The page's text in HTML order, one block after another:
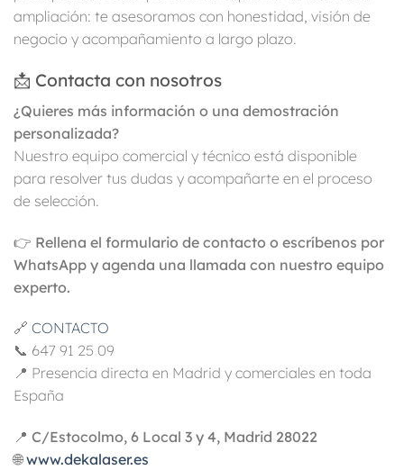
ampliación: te asesoramos con honestidad, visión de
negocio y acompañamiento a largo plazo.
📩 Contacta con nosotros
¿Quieres más información o una demostración
personalizada?
Nuestro equipo comercial y técnico está disponible
para resolver tus dudas y acompañarte en el proceso
de selección.
👉 Rellena el formulario de contacto o escríbenos por
WhatsApp y agenda una llamada con nuestro equipo
experto.
🔗 CONTACTO
📞 647 91 25 09
📍 Presencia directa en Madrid y comerciales en toda
España
📍 C/Estocolmo, 6 Local 3 y 4, Madrid 28022
🌐www.dekalaser.es